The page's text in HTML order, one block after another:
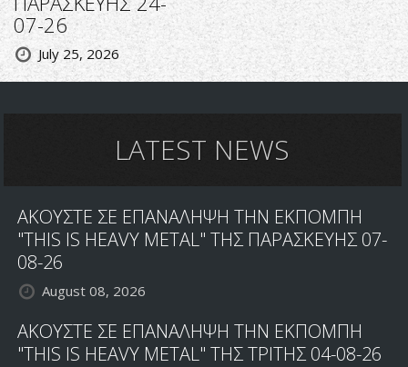
07-26
July 25, 2026
LATEST NEWS
ΑΚΟΥΣΤΕ ΣΕ ΕΠΑΝΑΛΗΨΗ ΤΗΝ ΕΚΠΟΜΠΗ
"THIS IS HEAVY METAL" ΤΗΣ ΠΑΡΑΣΚΕΥΗΣ 07-
08-26
August 08, 2026
ΑΚΟΥΣΤΕ ΣΕ ΕΠΑΝΑΛΗΨΗ ΤΗΝ ΕΚΠΟΜΠΗ
"THIS IS HEAVY METAL" ΤΗΣ ΤΡΙΤΗΣ 04-08-26